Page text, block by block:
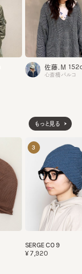
もっと見る
3
SERGE CO 9
¥7,920
佐藤.M
心斎橋パルコ